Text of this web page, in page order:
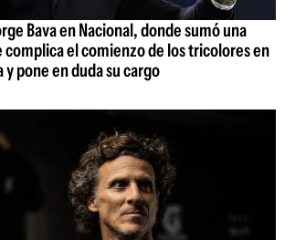
Bava en Nacional, donde sumó una
complica el comienzo de los tricolores en
y pone en duda su cargo